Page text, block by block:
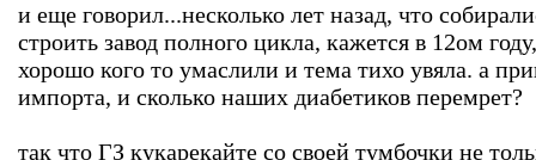
и еще говорил...несколько лет назад, что
строить завод полного цикла, кажется в 12ом
хорошо кого то умаслили и тема тихо увяла. а
импорта, и сколько наших диабетиков перемрет?
так что ГЗ кукарекайте со своей тумбочки не